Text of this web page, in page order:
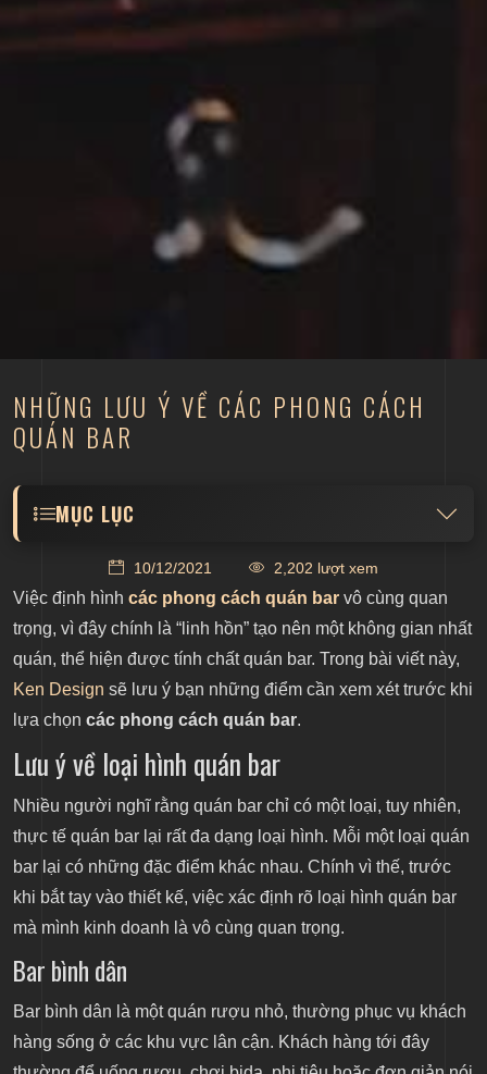
NHỮNG LƯU Ý VỀ CÁC PHONG CÁCH
QUÁN BAR
MỤC LỤC
Bar bình dân
Bar thể thao
Bar đặc biệt
Rooftop bar
Lưu ý về diện tích, quy mô
Các phong cách quán bar tiêu biểu của Ken Design
Ken Design - Giải pháp thiết kế và thi công nội thất
10/12/2021 2,202 lượt xem
Việc định hình các phong cách quán bar vô cùng quan
trọng, vì đây chính là “linh hồn” tạo nên một không gian nhất
quán, thể hiện được tính chất quán bar. Trong bài viết này,
Ken Design sẽ lưu ý bạn những điểm cần xem xét trước khi
lựa chọn các phong cách quán bar.
Lưu ý về loại hình quán bar
Nhiều người nghĩ rằng quán bar chỉ có một loại, tuy nhiên,
thực tế quán bar lại rất đa dạng loại hình. Mỗi một loại quán
bar lại có những đặc điểm khác nhau. Chính vì thế, trước
khi bắt tay vào thiết kế, việc xác định rõ loại hình quán bar
mà mình kinh doanh là vô cùng quan trọng.
Bar bình dân
Bar bình dân là một quán rượu nhỏ, thường phục vụ khách
hàng sống ở các khu vực lân cận. Khách hàng tới đây